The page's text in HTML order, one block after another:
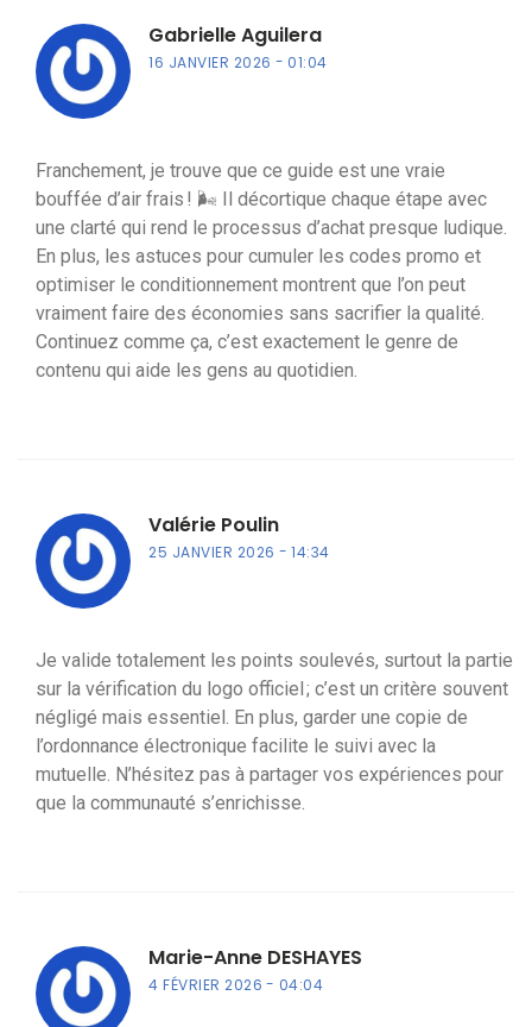
Gabrielle Aguilera
16 JANVIER 2026 01:04
Franchement, je trouve que ce guide est une vraie
bouffée d’air frais ! 🌬️ Il décortique chaque étape avec
une clarté qui rend le processus d’achat presque ludique.
En plus, les astuces pour cumuler les codes promo et
optimiser le conditionnement montrent que l’on peut
vraiment faire des économies sans sacrifier la qualité.
Continuez comme ça, c’est exactement le genre de
contenu qui aide les gens au quotidien.
Valérie Poulin
25 JANVIER 2026 14:34
Je valide totalement les points soulevés, surtout la partie
sur la vérification du logo officiel ; c’est un critère souvent
négligé mais essentiel. En plus, garder une copie de
l’ordonnance électronique facilite le suivi avec la
mutuelle. N’hésitez pas à partager vos expériences pour
que la communauté s’enrichisse.
Marie-Anne DESHAYES
4 FÉVRIER 2026 04:04